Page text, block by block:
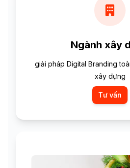
Ngành xây
giải pháp Digital Branding
xây dựng
Tư vấn